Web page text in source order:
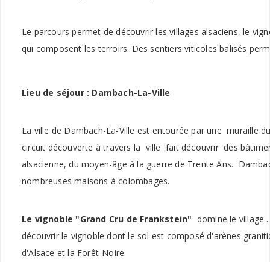
Le parcours permet de découvrir les villages alsaciens, le
qui composent les terroirs. Des sentiers viticoles balisés
Lieu de séjour : Dambach-La-Ville
La ville de Dambach-La-Ville est entourée par une muraille
circuit découverte à travers la ville fait découvrir des
alsacienne, du moyen-âge à la guerre de Trente Ans.
nombreuses maisons à colombages.
Le vignoble "Grand Cru de Frankstein" domine le village
découvrir le vignoble dont le sol est composé d'arènes
d'Alsace et la Forêt-Noire.